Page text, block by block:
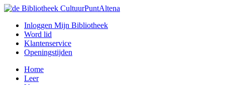
Inloggen Mijn Bibliotheek
Word lid
Klantenservice
Openingstijden
Home
Leer